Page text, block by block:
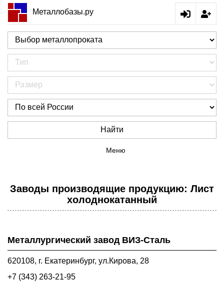
Металлобазы.ру
Найти
Меню
Заводы производящие продукцию: Лист
холоднокатанный
Металлургический завод ВИЗ-Сталь
620108, г. Екатеринбург, ул.Кирова, 28
+7 (343) 263-21-95